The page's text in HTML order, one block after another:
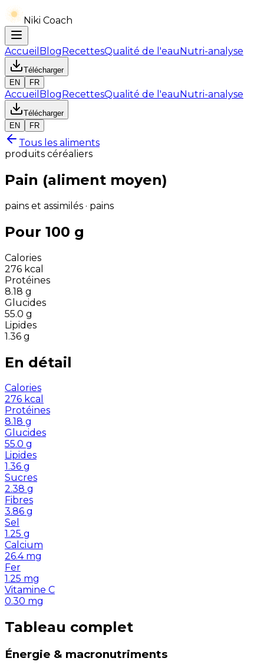
Niki Coach
Accueil BlogRecettesQualité de l'eauNutri-analyse
Télécharger
EN
FR
Accueil BlogRecettesQualité de l'eauNutri-analyse
Télécharger
EN
FR
Tous les aliments
produits céréaliers
Pain (aliment moyen)
pains et assimilés · pains
Pour 100 g
Calories
276 kcal
Protéines
8.18 g
Glucides
55.0 g
Lipides
1.36 g
En détail
Calories
276 kcal
Protéines
8.18 g
Glucides
55.0 g
Lipides
1.36 g
Sucres
2.38 g
Fibres
3.86 g
Sel
1.25 g
Calcium
26.4 mg
Fer
1.25 mg
Vitamine C
0.30 mg
Tableau complet
Énergie & macronutriments